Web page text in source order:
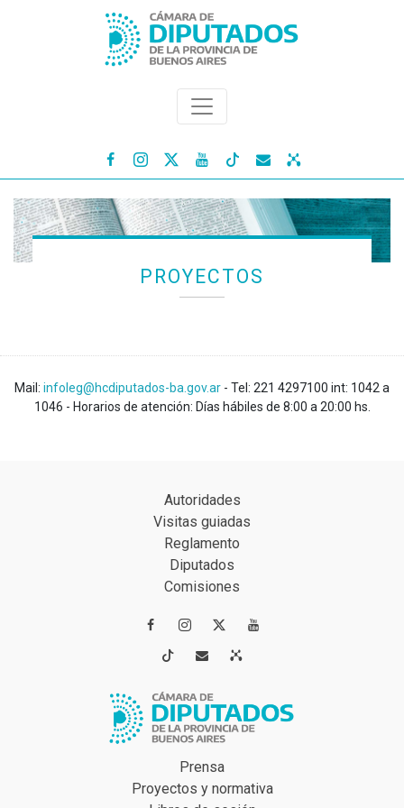
   
PROYECTOS
Mail: infoleg@hcdiputados-ba.gov.ar - Tel: 221 4297100 int: 1042 a
1046 - Horarios de atención: Días hábiles de 8:00 a 20:00 hs.
Autoridades
Visitas guiadas
Reglamento
Diputados
Comisiones
 
 
Prensa
Proyectos y normativa